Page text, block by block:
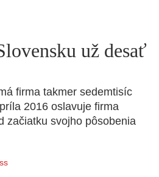
už desať
firma takmer sedemtisíc
2016 oslavuje firma
začiatku svojho pôsobenia